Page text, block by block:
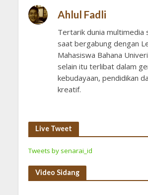
Ahlul Fadli
Tertarik dunia multimedia
saat bergabung dengan
Mahasiswa Bahana
selain itu terlibat dalam
kebudayaan, pendidikan
kreatif.
Live Tweet
Tweets by senarai_id
Video Sidang